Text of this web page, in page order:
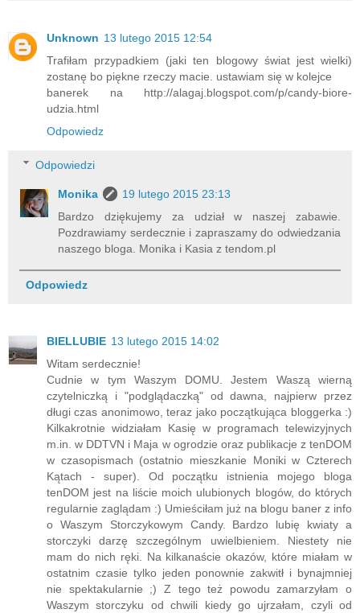
Unknown 13 lutego 2015 12:54
Trafiłam przypadkiem (jaki ten blogowy świat jest wielki)
zostanę bo piękne rzeczy macie. ustawiam się w kolejce
banerek na http://alagaj.blogspot.com/p/candy-biore-
udzia.html
Odpowiedz
Odpowiedzi
Monika
19 lutego 2015 23:13
Bardzo dziękujemy za udział w naszej zabawie.
Pozdrawiamy serdecznie i zapraszamy do odwiedzania
naszego bloga. Monika i Kasia z tendom.pl
Odpowiedz
BIELLUBIE 13 lutego 2015 14:02
Witam serdecznie!
Cudnie w tym Waszym DOMU. Jestem Waszą wierną
czytelniczką i "podglądaczką" od dawna, najpierw przez
długi czas anonimowo, teraz jako początkująca bloggerka :)
Kilkakrotnie widziałam Kasię w programach telewizyjnych
m.in. w DDTVN i Maja w ogrodzie oraz publikacje z tenDOM
w czasopismach (ostatnio mieszkanie Moniki w Czterech
Kątach - super). Od początku istnienia mojego bloga
tenDOM jest na liście moich ulubionych blogów, do których
regularnie zaglądam :) Umieściłam już na blogu baner z info
o Waszym Storczykowym Candy. Bardzo lubię kwiaty a
storczyki darzę szczególnym uwielbieniem. Niestety nie
mam do nich ręki. Na kilkanaście okazów, które miałam w
ostatnim czasie tylko jeden ponownie zakwitł i bynajmniej
nie spektakularnie ;) Z tego też powodu zamarzyłam o
Waszym storczyku od chwili kiedy go ujrzałam, czyli od